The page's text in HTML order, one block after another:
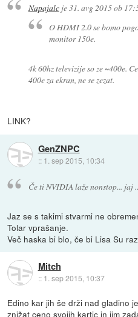
Napajalcje31. avg 2015 ob
O HDMI 2.0 se bomo
monitor 150e.
4k 60hz televizije so ze ~400e.
400e za ekran, ne se zezat.
LINK?
GenZNPC
:: 1. sep 2015, 10:34
Če ti NVIDIA laže nonstop... jaj
Jaz se s takimi stvarmi ne
Tolar vprašanje.
Več haska bi blo, če bi Lisa Su
Mitch
:: 1. sep 2015, 10:37
Edino kar jih še drži nad gladino
znižat ceno svojih kartic in jim